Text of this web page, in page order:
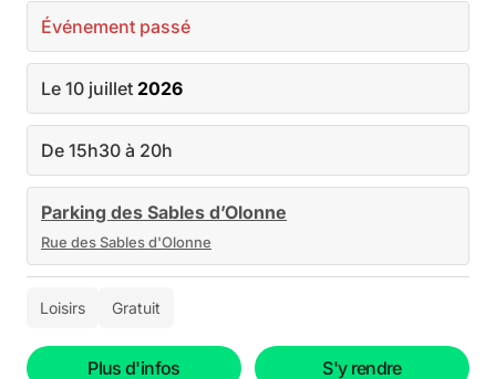
Événement passé
Le 10 juillet 2026
De 15h30 à 20h
Parking des Sables d’Olonne
Rue des Sables d'Olonne
Loisirs Gratuit
Plus d'infos S'y rendre